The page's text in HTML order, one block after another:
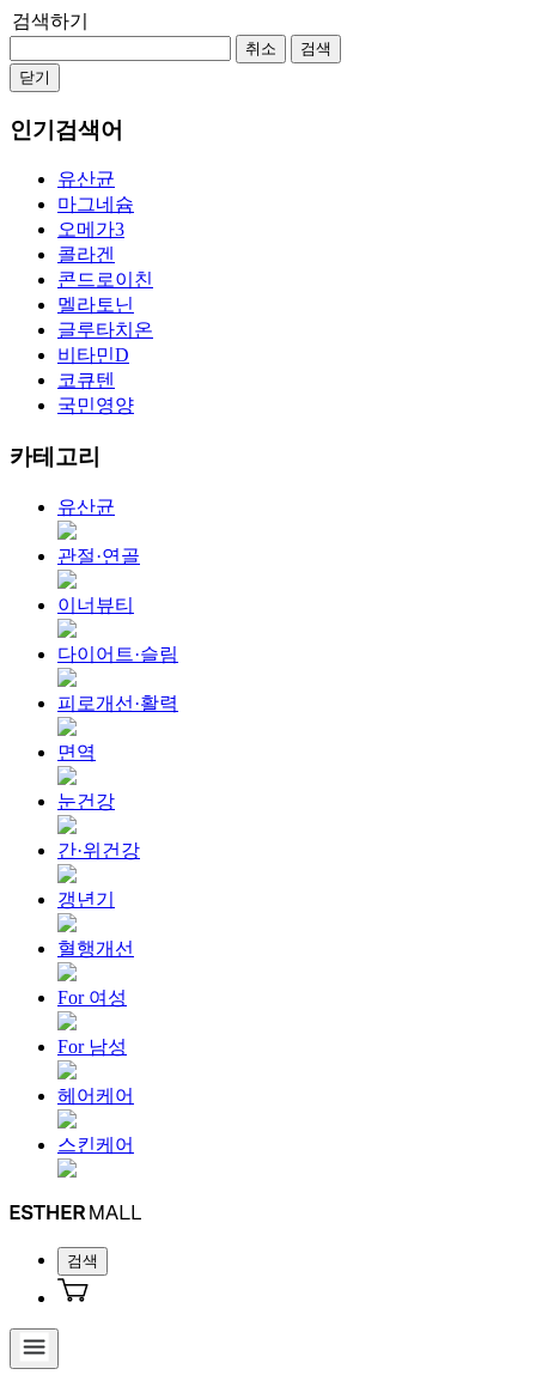
검색하기
취소
검색
닫기
인기검색어
유산균
마그네슘
오메가3
콜라겐
콘드로이친
멜라토닌
글루타치온
비타민D
코큐텐
국민영양
카테고리
유산균
관절·연골
이너뷰티
다이어트·슬림
피로개선·활력
면역
눈건강
간·위건강
갱년기
혈행개선
For 여성
For 남성
헤어케어
스킨케어
검색